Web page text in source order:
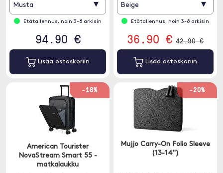
Musta ▾
Etätallennus, noin 3-8 arkisin
94.90 €
Lisää ostoskoriin
Beige ▾
Etätallennus, noin 3-8 arkisin
36.90 € 42.90 €
Lisää ostoskoriin
-18%
American Tourister
NovaStream Smart 55 -
matkalaukku
-20%
Mujjo Carry-On Folio Sleeve
(13-14")